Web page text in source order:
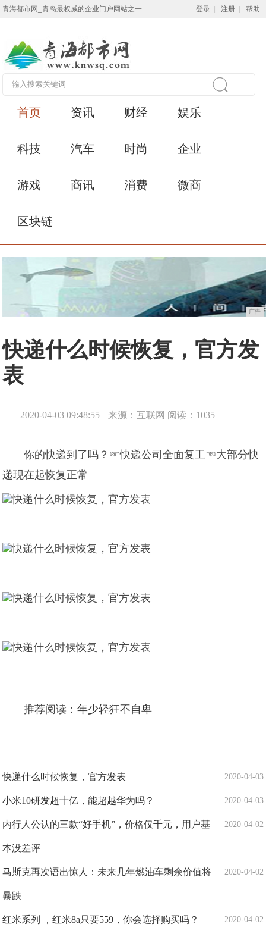
青海都市网_青岛最权威的企业门户网站之一 登录 注册 帮助
首页 资讯 财经 娱乐
科技 汽车 时尚 企业
游戏 商讯 消费 微商
区块链
广告
快递什么时候恢复，官方发
表
2020-04-03 09:48:55 来源：互联网 阅读：1035
你的快递到了吗？☞快递公司全面复工☜大部分快
递现在起恢复正常
推荐阅读：年少轻狂不自卑
2020-04-03
快递什么时候恢复，官方发表
2020-04-03
小米10研发超十亿，能超越华为吗？
2020-04-02
内行人公认的三款“好手机”，价格仅千元，用户基
本没差评
2020-04-02
马斯克再次语出惊人：未来几年燃油车剩余价值将
暴跌
2020-04-02
红米系列 ，红米8a只要559，你会选择购买吗？